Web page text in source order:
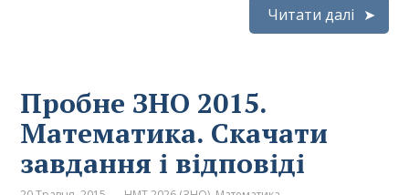
Читати далі
Пробне ЗНО 2015.
Математика. Скачати
завдання і відповіді